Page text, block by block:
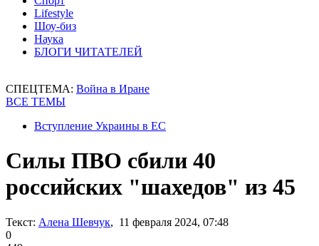
Lifestyle
Шоу-биз
Наука
БЛОГИ ЧИТАТЕЛЕЙ
СПЕЦТЕМА: Война в Иране
ВСЕ ТЕМЫ
Вступление Украины в ЕС
Силы ПВО сбили 40
российских "шахедов" из 45
Текст: Алена Шевчук, 11 февраля 2024, 07:48
0